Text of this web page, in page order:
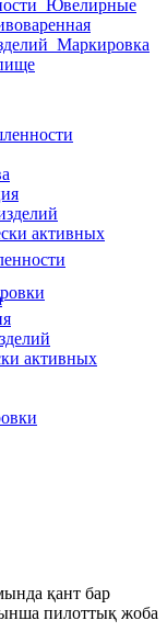
активных
Ювелирные
Маркировка
активных
қант бар
пилоттық жоба